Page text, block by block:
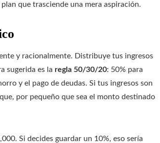
que trasciende una mera aspiración.
y racionalmente. Distribuye tus ingresos
sugerida es la regla 50/30/20: 50% para
y el pago de deudas. Si tus ingresos son
por pequeño que sea el monto destinado
Si decides guardar un 10%, eso sería